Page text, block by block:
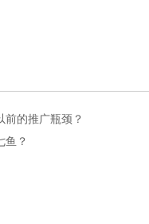
前的推广瓶颈？
鱼？